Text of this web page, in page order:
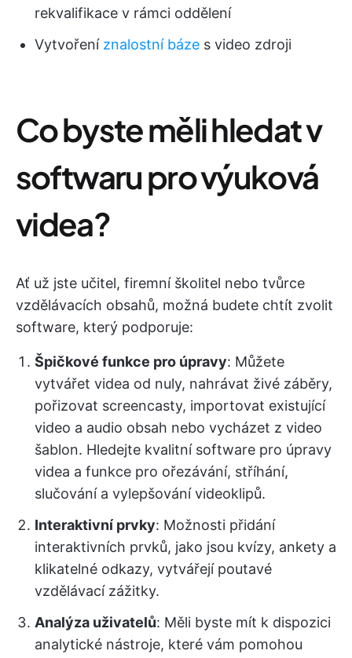
rekvalifikace v rámci oddělení
Vytvoření znalostní báze s video zdroji
Co byste měli hledat v
softwaru pro výuková
videa?
Ať už jste učitel, firemní školitel nebo tvůrce
vzdělávacích obsahů, možná budete chtít zvolit
software, který podporuje:
Špičkové funkce pro úpravy: Můžete
vytvářet videa od nuly, nahrávat živé záběry,
pořizovat screencasty, importovat existující
video a audio obsah nebo vycházet z video
šablon. Hledejte kvalitní software pro úpravy
videa a funkce pro ořezávání, stříhání,
slučování a vylepšování videoklipů.
Interaktivní prvky: Možnosti přidání
interaktivních prvků, jako jsou kvízy, ankety a
klikatelné odkazy, vytvářejí poutavé
vzdělávací zážitky.
Analýza uživatelů: Měli byste mít k dispozici
analytické nástroje, které vám pomohou